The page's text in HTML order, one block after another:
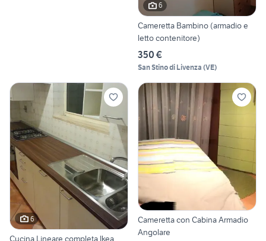
6
Cameretta Bambino (armadio e
letto contenitore)
350 €
San Stino di Livenza (VE)
6
Cucina Lineare completa Ikea
Cameretta con Cabina Armadio
Angolare